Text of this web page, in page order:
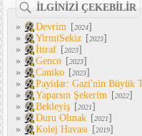
İLGİNİZİ ÇEKEBİLİR
»
Devrim [2024]
»
YirmiSekiz [2023]
»
İtiraf [2023]
»
Genco [2023]
»
Caniko [2023]
»
Payidar: Gazi'nin Büyük
»
Yaparsın Şekerim [2022]
»
Bekleyiş [2021]
»
Duru Olmak [2021]
»
Kolej Havası [2019]